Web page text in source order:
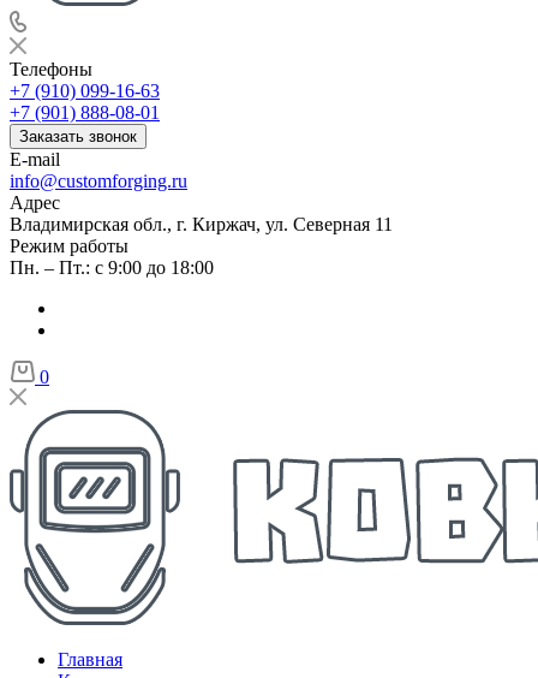
Телефоны
+7 (910) 099-16-63
+7 (901) 888-08-01
Заказать звонок
E-mail
info@customforging.ru
Адрес
Владимирская обл., г. Киржач, ул. Северная 11
Режим работы
Пн. – Пт.: с 9:00 до 18:00
0
Главная